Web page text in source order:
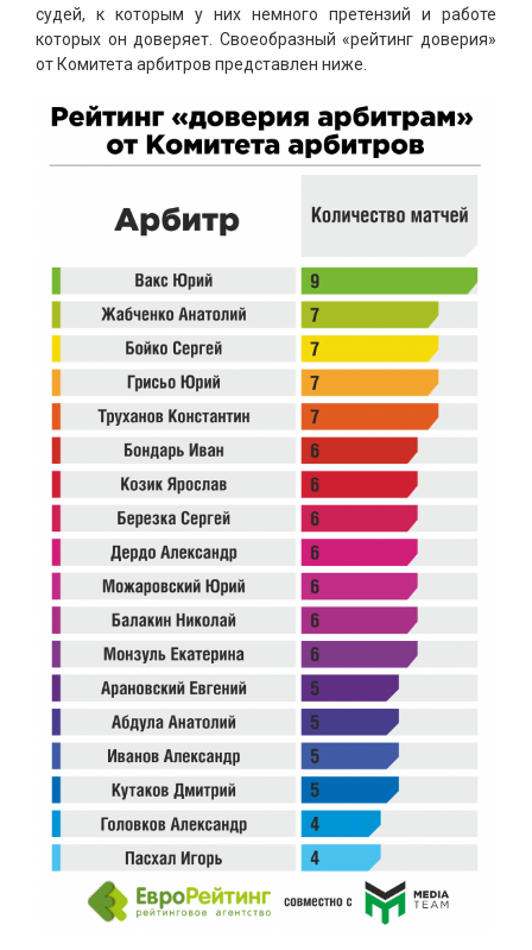
судей, к которым у них немного претензий и работе
которых он доверяет. Своеобразный «рейтинг доверия»
от Комитета арбитров представлен ниже.